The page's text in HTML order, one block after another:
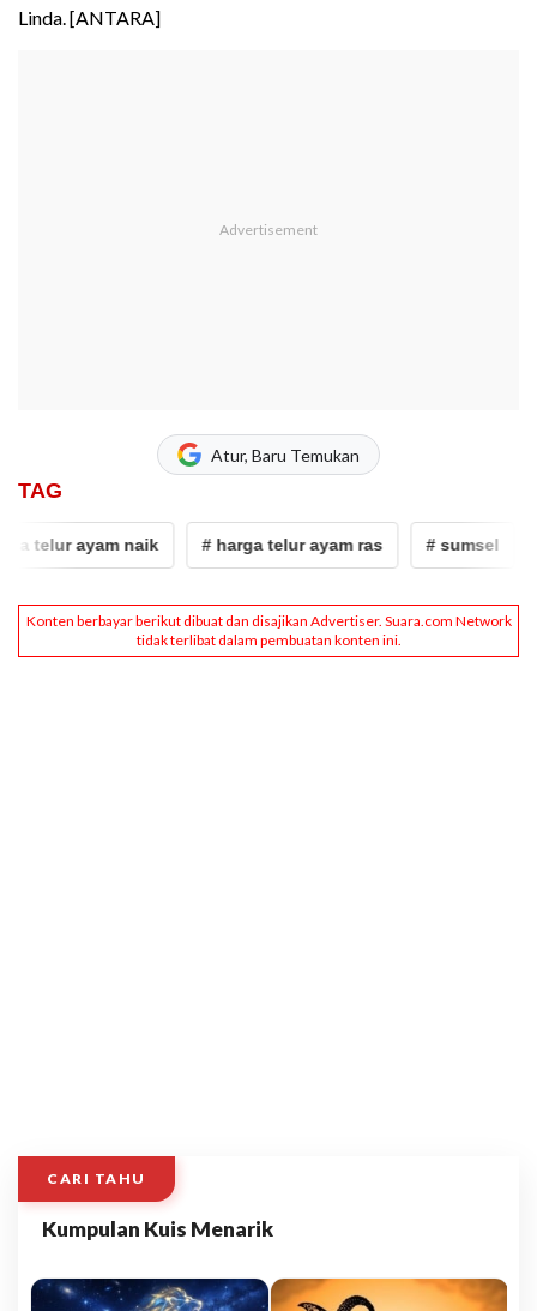
Linda. [ANTARA]
Atur, Baru Temukan
TAG
telur ayam naik # harga telur ayam ras # sumsel
CARI TAHU
Kumpulan Kuis Menarik